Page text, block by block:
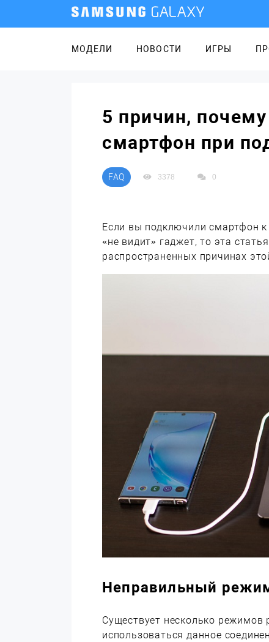
МОДЕЛИ НОВОСТИ ИГРЫ
5 причин,
смартфон при
FAQ 3378 0
Если вы подключили смартфон к
«не видит» гаджет, то эта
распространенных причинах
Неправильный
Существует несколько режимов
использоваться данное